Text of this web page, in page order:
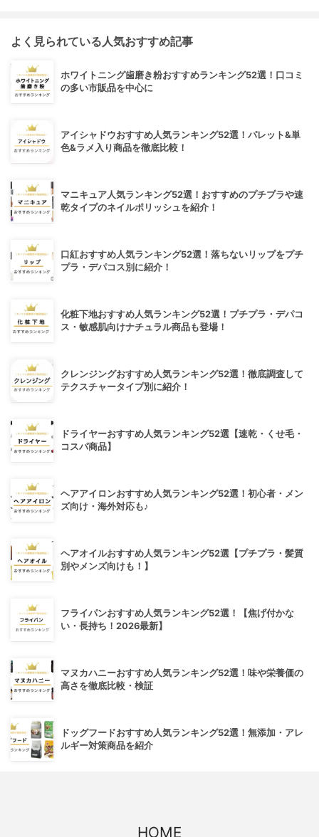
よく見られている人気おすすめ記事
ホワイトニング歯磨き粉おすすめランキング52選！口コミ
の多い市販品を中心に
アイシャドウおすすめ人気ランキング52選！パレット&単
色&ラメ入り商品を徹底比較！
マニキュア人気ランキング52選！おすすめのプチプラや速
乾タイプのネイルポリッシュを紹介！
口紅おすすめ人気ランキング52選！落ちないリップをプチ
プラ・デパコス別に紹介！
化粧下地おすすめ人気ランキング52選！プチプラ・デパコ
ス・敏感肌向けナチュラル商品も登場！
クレンジングおすすめ人気ランキング52選！徹底調査して
テクスチャータイプ別に紹介！
ドライヤーおすすめ人気ランキング52選【速乾・くせ毛・
コスパ商品】
ヘアアイロンおすすめ人気ランキング52選！初心者・メン
ズ向け・海外対応も♪
ヘアオイルおすすめ人気ランキング52選【プチプラ・髪質
別やメンズ向けも！】
フライパンおすすめ人気ランキング52選！【焦げ付かな
い・長持ち！2026最新】
マヌカハニーおすすめ人気ランキング52選！味や栄養価の
高さを徹底比較・検証
ドッグフードおすすめ人気ランキング52選！無添加・アレ
ルギー対策商品を紹介
HOME